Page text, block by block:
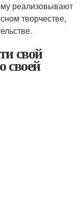
реализовывают
творчестве,
свой
своей